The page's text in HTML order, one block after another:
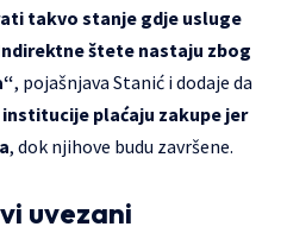
takvo stanje gdje usluge
štete nastaju zbog
, pojašnjava Stanić i dodaje da
institucije plaćaju zakupe jer
, dok njihove budu završene.
uvezani